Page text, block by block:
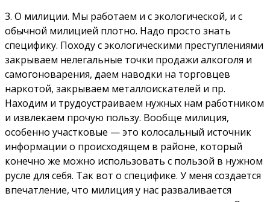
3. О милиции. Мы работаем и с экологической, и с
обычной милицией плотно. Надо просто знать
специфику. Походу с экологическими преступлениями
закрываем нелегальные точки продажи алкоголя и
самогоноварения, даем наводки на торговцев
наркотой, закрываем металлоискателей и пр.
Находим и трудоустраиваем нужных нам работником
и извлекаем прочую пользу. Вообще милиция,
особенно участковые — это колосальный источник
информации о происходящем в районе, который
конечно же можно использовать с пользой в нужном
русле для себя. Так вот о специфике. У меня создается
впечатление, что милиция у нас разваливается